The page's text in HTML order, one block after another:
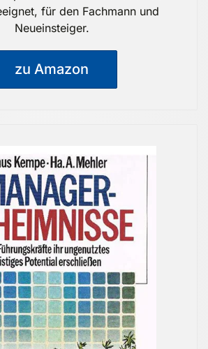
für den Fachmann und
Neueinsteiger.
zu Amazon